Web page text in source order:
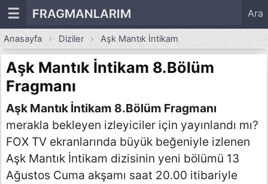
☰ FRAGMANLARIM Ara
Anasayfa Diziler Aşk Mantık İntikam
Aşk Mantık İntikam 8.Bölüm
Fragmanı
Aşk Mantık İntikam 8.Bölüm Fragmanı
merakla bekleyen izleyiciler için yayınlandı mı?
FOX TV ekranlarında büyük beğeniyle izlenen
Aşk Mantık İntikam dizisinin yeni bölümü 13
Ağustos Cuma akşamı saat 20.00 itibariyle